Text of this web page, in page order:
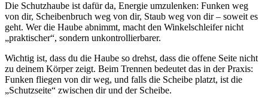
Die Schutzhaube ist dafür da, Energie umzulenken: Funken weg
von dir, Scheibenbruch weg von dir, Staub weg von dir – soweit es
geht. Wer die Haube abnimmt, macht den Winkelschleifer nicht
„praktischer“, sondern unkontrollierbarer.
Wichtig ist, dass du die Haube so drehst, dass die offene Seite nicht
zu deinem Körper zeigt. Beim Trennen bedeutet das in der Praxis:
Funken fliegen von dir weg, und falls die Scheibe platzt, ist die
„Schutzseite“ zwischen dir und der Scheibe.